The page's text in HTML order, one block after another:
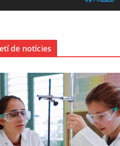
de notícies